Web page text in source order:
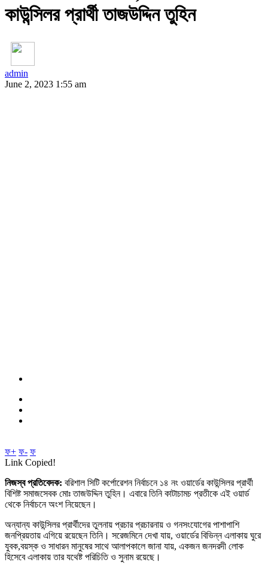
কাউন্সিলর প্রার্থী তাজউদ্দিন তুহিন
admin
June 2, 2023 1:55 am
ফ+ ফ- ফ
Link Copied!
নিজস্ব প্রতিবেদক: বরিশাল সিটি কর্পোরেশন নির্বাচনে ১৪ নং ওয়ার্ডের কাউন্সিলর প্রার্থী
বিশিষ্ট সমাজসেবক মোঃ তাজউদ্দিন তুহিন। এবারে তিনি কাটাচামচ প্রতীকে এই ওয়ার্ড
থেকে নির্বাচনে অংশ নিয়েছেন।
অন্যান্য কাউন্সিলর প্রার্থীদের তুলনায় প্রচার প্রচারনায় ও গনসংযোগের পাশাপাশি
জনপ্রিয়তায় এগিয়ে রয়েছেন তিনি। সরেজমিনে দেখা যায়, ওয়ার্ডের বিভিন্ন এলাকায় ঘুরে
যুবক,বয়স্ক ও সাধারন মানুষের সাথে আলাপকালে জানা যায়, একজন জনদরদী লোক
হিসেবে এলাকায় তার যথেষ্ট পরিচিতি ও সুনাম রয়েছে।